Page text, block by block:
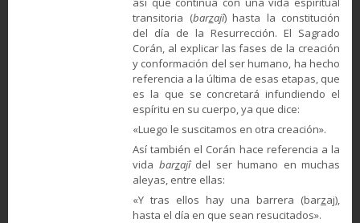
transitoria (barzajî) hasta la constitución
del día de la Resurrección. El Sagrado
Corán, al explicar las fases de la creación
y conformación del ser humano, ha hecho
referencia a la última de esas etapas, que
es la que se concretará infundiendo el
espíritu en su cuerpo, ya que dice:
«Luego le suscitamos en otra creación».
Así también el Corán hace referencia a la
vida barzajîdel ser humano en muchas
aleyas, entre ellas:
«Y tras ellos hay una barrera (barzaj),
hasta el día en que sean resucitados».